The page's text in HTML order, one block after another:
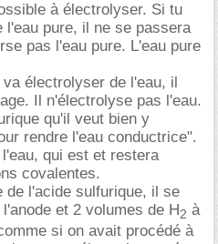
à électrolyser. Si tu
pure, il ne se passera
pas l'eau pure. L'eau pure
électrolyser de l'eau, il
Il n'électrolyse pas l'eau.
qu'il veut bien y
rendre l'eau conductrice".
l'eau, qui est et restera
covalentes.
de l'acide sulfurique, il se
l'anode et 2 volumes de H2 à
si on avait procédé à